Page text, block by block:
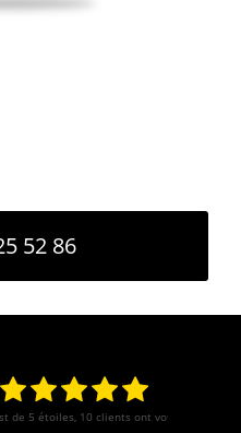
52 86
de 5 étoiles, 10 clients ont votés